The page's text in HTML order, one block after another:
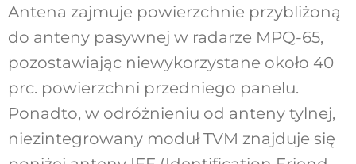
Antena zajmuje powierzchnie przybliżoną
do anteny pasywnej w radarze MPQ-65,
pozostawiając niewykorzystane około 40
prc. powierzchni przedniego panelu.
Ponadto, w odróżnieniu od anteny tylnej,
niezintegrowany moduł TVM znajduje się